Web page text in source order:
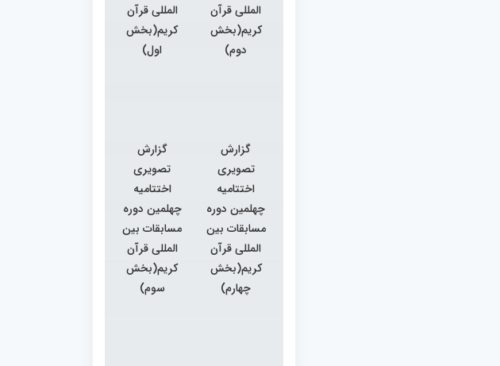
المللی قرآن
کریم(بخش
دوم)
المللی قرآن
کریم(بخش
اول)
گزارش
تصویری
اختتامیه
چهلمین دوره
مسابقات بین
المللی قرآن
کریم(بخش
چهارم)
گزارش
تصویری
اختتامیه
چهلمین دوره
مسابقات بین
المللی قرآن
کریم(بخش
سوم)